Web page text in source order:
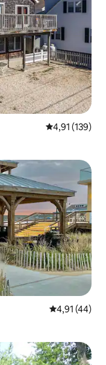
4,91 av 5 i
4,91 (139)
4,91 av 5 i
4,91 (44)